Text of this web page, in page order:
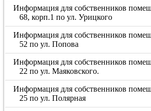
Информация для собственников
68, корп.1 по ул. Урицкого
Информация для собственников
52 по ул. Попова
Информация для собственников
22 по ул. Маяковского.
Информация для собственников
25 по ул. Полярная